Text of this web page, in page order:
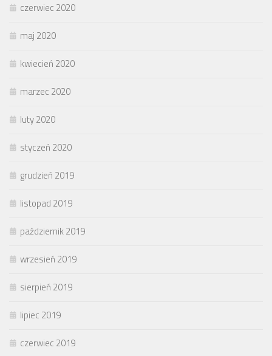
czerwiec 2020
maj 2020
kwiecień 2020
marzec 2020
luty 2020
styczeń 2020
grudzień 2019
listopad 2019
październik 2019
wrzesień 2019
sierpień 2019
lipiec 2019
czerwiec 2019